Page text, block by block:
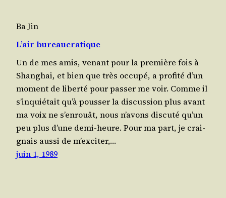
Ba Jin
L’air bureaucratique
Un de mes amis, venant pour la pre­mière fois à
Shan­ghai, et bien que très occu­pé, a pro­fi­té d’un
moment de liber­té pour pas­ser me voir. Comme il
s’in­quié­tait qu’à pous­ser la dis­cus­sion plus avant
ma voix ne s’en­rouât, nous n’a­vons dis­cu­té qu’un
peu plus d’une demi-heure. Pour ma part, je crai­
gnais aus­si de m’ex­ci­ter,…
juin 1, 1989